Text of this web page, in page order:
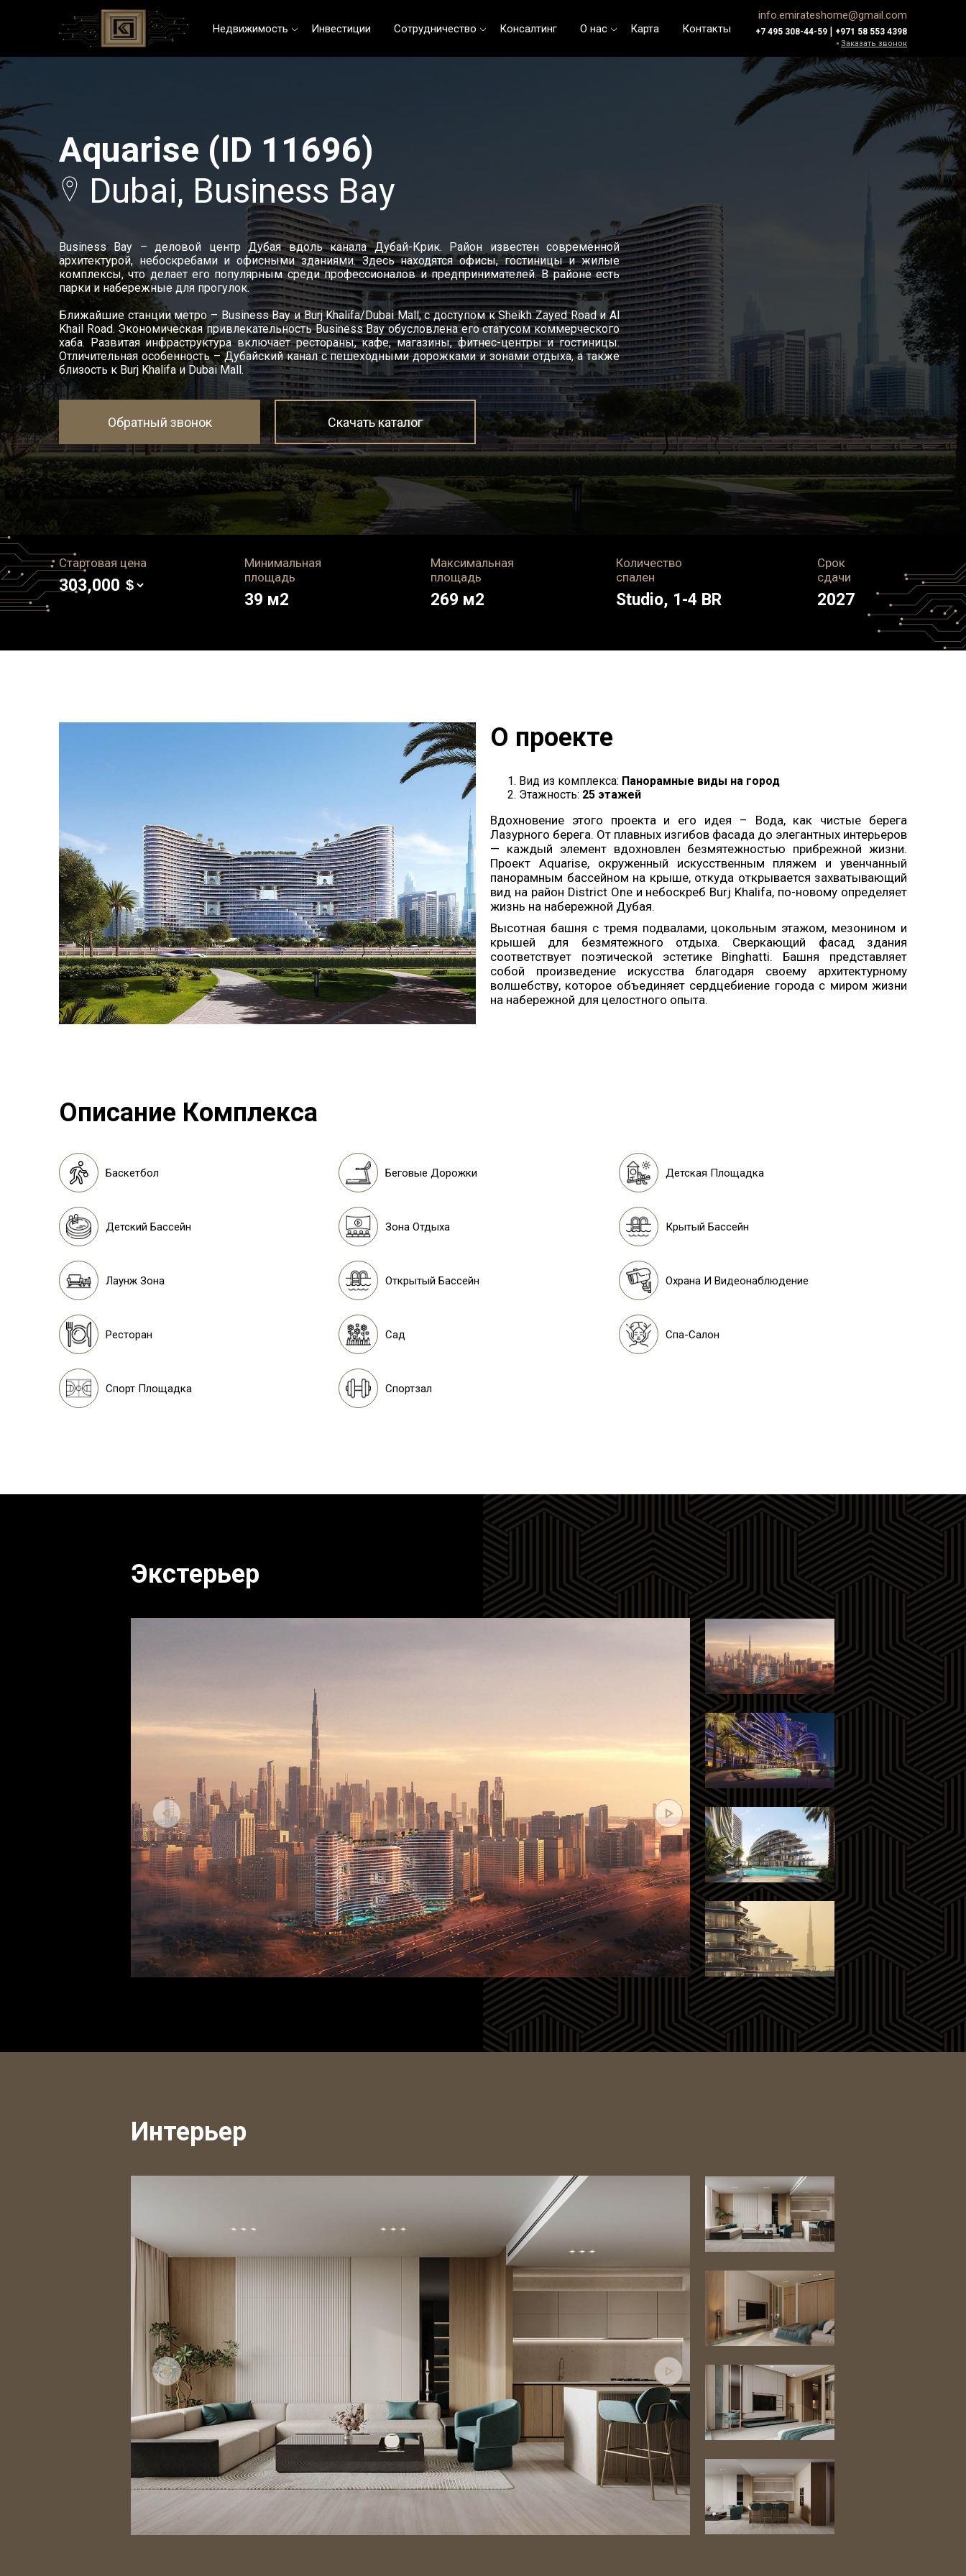
Недвижимость Инвестиции Сотрудничество Консалтинг О нас Карта Контакты
info.emirateshome@gmail.com
+7 495 308-44-59 | +971 58 553 4398
Заказать звонок
Aquarise (ID 11696)
Dubai, Business Bay
Business Bay – деловой центр Дубая вдоль канала Дубай-Крик. Район известен современной
архитектурой, небоскребами и офисными зданиями. Здесь находятся офисы, гостиницы и жилые
комплексы, что делает его популярным среди профессионалов и предпринимателей. В районе есть
парки и набережные для прогулок.
Ближайшие станции метро – Business Bay и Burj Khalifa/Dubai Mall, с доступом к Sheikh Zayed Road и Al
Khail Road. Экономическая привлекательность Business Bay обусловлена его статусом коммерческого
хаба. Развитая инфраструктура включает рестораны, кафе, магазины, фитнес-центры и гостиницы.
Отличительная особенность – Дубайский канал с пешеходными дорожками и зонами отдыха, а также
близость к Burj Khalifa и Dubai Mall.
Обратный звонок Скачать каталог
Стартовая цена
303,000
Минимальная
площадь
39 м2
Максимальная
площадь
269 м2
Количество
спален
Studio, 1-4 BR
Срок
сдачи
2027
О проекте
Вид из комплекса: Панорамные виды на город
Этажность: 25 этажей
Вдохновение этого проекта и его идея – Вода, как чистые берега
Лазурного берега. От плавных изгибов фасада до элегантных интерьеров
— каждый элемент вдохновлен безмятежностью прибрежной жизни.
Проект Aquarise, окруженный искусственным пляжем и увенчанный
панорамным бассейном на крыше, откуда открывается захватывающий
вид на район District One и небоскреб Burj Khalifa, по-новому определяет
жизнь на набережной Дубая.
Высотная башня с тремя подвалами, цокольным этажом, мезонином и
крышей для безмятежного отдыха. Сверкающий фасад здания
соответствует поэтической эстетике Binghatti. Башня представляет
собой произведение искусства благодаря своему архитектурному
волшебству, которое объединяет сердцебиение города с миром жизни
на набережной для целостного опыта.
Описание Комплекса
Баскетбол Беговые Дорожки Детская Площадка
Детский Бассейн Зона Отдыха Крытый Бассейн
Лаунж Зона Открытый Бассейн Охрана И Видеонаблюдение
Ресторан Сад Спа-Салон
Спорт Площадка Спортзал
Экстерьер
Интерьер